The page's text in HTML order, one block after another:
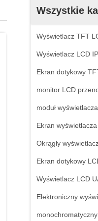
Wszystkie
Wyświetlacz TFT
Wyświetlacz LCD
Ekran dotykowy
monitor LCD
moduł
Ekran
Okrągły
Ekran dotykowy
Wyświetlacz LCD
Elektroniczny